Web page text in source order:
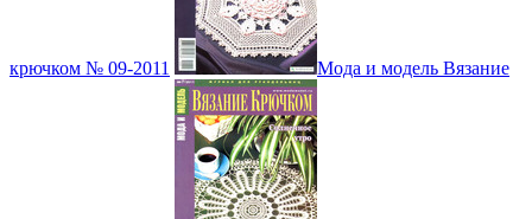
крючком № 09-2011 Мода и модель Вязание